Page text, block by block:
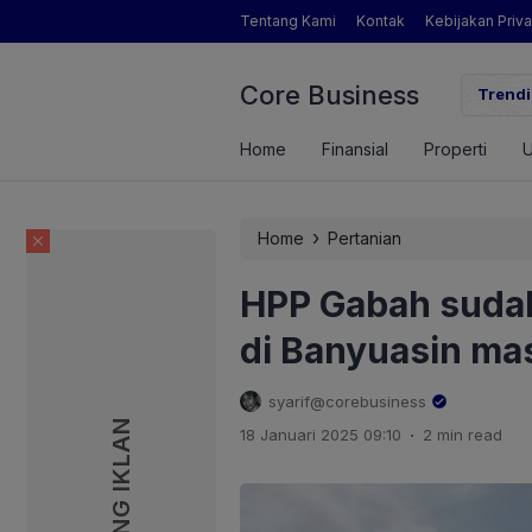
Tentang Kami Kontak Kebijakan
Core Business
Pertanian yang Dimaksud Mentan Amran?
Home Finansial Properti
Home › Pertanian
HPP Gabah
di Banyuasin
syarif@corebusiness
18 Januari 2025 09:10 . 2 min read